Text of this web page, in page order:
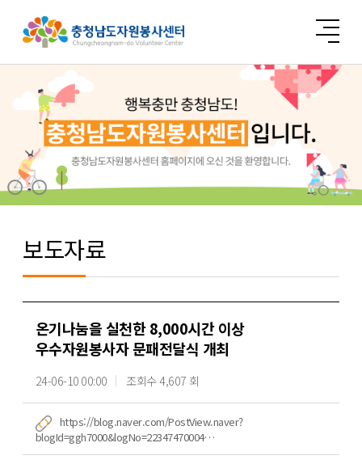
보도자료
온기나눔을 실천한 8,000시간 이상
우수자원봉사자 문패전달식 개최
24-06-10 00:00 조회수 4,607 회
https://blog.naver.com/PostView.naver?
blogId=ggh7000&logNo=22347470004…